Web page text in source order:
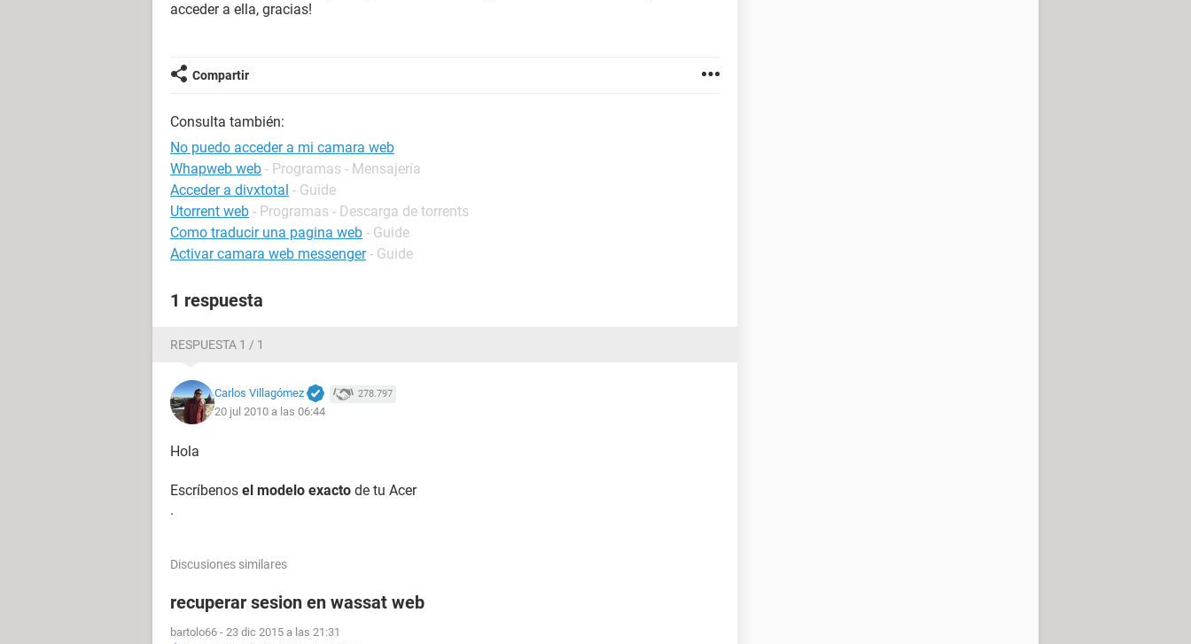
acceder a ella, gracias!
Compartir
Consulta también:
No puedo acceder a mi camara web
Whapweb web - Programas - Mensajería
Acceder a divxtotal - Guide
Utorrent web - Programas - Descarga de torrents
Como traducir una pagina web - Guide
Activar camara web messenger - Guide
1 respuesta
RESPUESTA 1 / 1
Carlos Villagómez 278.797
20 jul 2010 a las 06:44
Hola
Escríbenos el modelo exacto de tu Acer
.
Discusiones similares
recuperar sesion en wassat web
bartolo66 - 23 dic 2015 a las 21:31